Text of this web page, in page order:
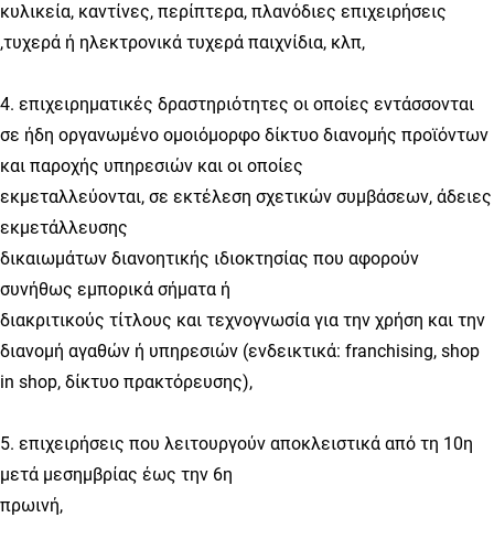
κυλικεία, καντίνες, περίπτερα, πλανόδιες επιχειρήσεις
,τυχερά ή ηλεκτρονικά τυχερά παιχνίδια, κλπ,
4. επιχειρηματικές δραστηριότητες οι οποίες εντάσσονται
σε ήδη οργανωμένο ομοιόμορφο δίκτυο διανομής προϊόντων
και παροχής υπηρεσιών και οι οποίες
εκμεταλλεύονται, σε εκτέλεση σχετικών συμβάσεων, άδειες
εκμετάλλευσης
δικαιωμάτων διανοητικής ιδιοκτησίας που αφορούν
συνήθως εμπορικά σήματα ή
διακριτικούς τίτλους και τεχνογνωσία για την χρήση και την
διανομή αγαθών ή υπηρεσιών (ενδεικτικά: franchising, shop
in shop, δίκτυο πρακτόρευσης),
5. επιχειρήσεις που λειτουργούν αποκλειστικά από τη 10η
μετά μεσημβρίας έως την 6η
πρωινή,